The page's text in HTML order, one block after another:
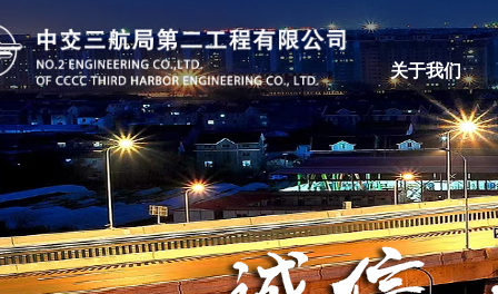
关于我们